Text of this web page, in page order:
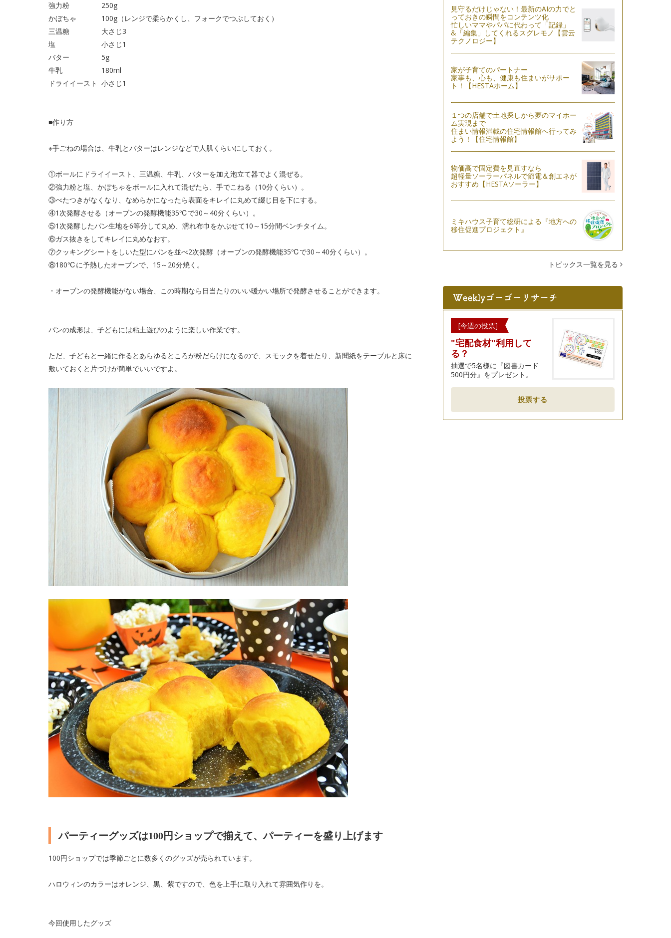
強力粉 250g
かぼちゃ 100g（レンジで柔らかくし、フォークでつぶしておく）
三温糖 大さじ3
塩 小さじ1
バター 5g
牛乳 180ml
ドライイースト 小さじ1
■作り方
※手ごねの場合は、牛乳とバターはレンジなどで人肌くらいにしておく。
①ボールにドライイースト、三温糖、牛乳、バターを加え泡立て器でよく混ぜる。
②強力粉と塩、かぼちゃをボールに入れて混ぜたら、手でこねる（10分くらい）。
③べたつきがなくなり、なめらかになったら表面をキレイに丸めて綴じ目を下にする。
④1次発酵させる（オーブンの発酵機能35℃で30～40分くらい）。
⑤1次発酵したパン生地を6等分して丸め、濡れ布巾をかぶせて10～15分間ベンチタイム。
⑥ガス抜きをしてキレイに丸めなおす。
⑦クッキングシートをしいた型にパンを並べ2次発酵（オーブンの発酵機能35℃で30～40分くらい）。
⑧180℃に予熱したオーブンで、15～20分焼く。
・オーブンの発酵機能がない場合、この時期なら日当たりのいい暖かい場所で発酵させることができます。
パンの成形は、子どもには粘土遊びのように楽しい作業です。
ただ、子どもと一緒に作るとあらゆるところが粉だらけになるので、スモックを着せたり、新聞紙をテーブルと床に
敷いておくと片づけが簡単でいいですよ。
パーティーグッズは100円ショップで揃えて、パーティーを盛り上げます
100円ショップでは季節ごとに数多くのグッズが売られています。
ハロウィンのカラーはオレンジ、黒、紫ですので、色を上手に取り入れて雰囲気作りを。
今回使用したグッズ
見守るだけじゃない！最新のAIの力でと
っておきの瞬間をコンテンツ化
忙しいママやパパに代わって「記録」
&「編集」してくれるスグレモノ【雲云
テクノロジー】
家が子育てのパートナー
家事も、心も、健康も住まいがサポー
ト！【HESTAホーム】
１つの店舗で土地探しから夢のマイホー
ム実現まで
住まい情報満載の住宅情報館へ行ってみ
よう！【住宅情報館】
物価高で固定費を見直すなら
超軽量ソーラーパネルで節電＆創エネが
おすすめ【HESTAソーラー】
ミキハウス子育て総研による『地方への
移住促進プロジェクト』
トピックス一覧を見る
[今週の投票]
"宅配食材"利用して
る？
抽選で5名様に『図書カード
500円分』をプレゼント。
投票する